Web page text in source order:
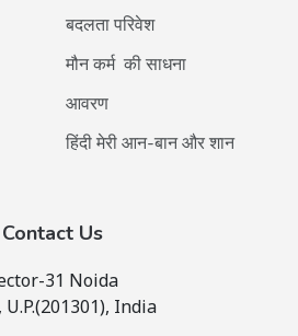
बदलता परिवेश
मौन कर्म की साधना
आवरण
हिंदी मेरी आन-बान और शान
Contact Us
31 Noida
India